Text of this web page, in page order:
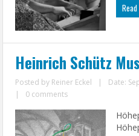
Heinrich Schütz
Posted by Reiner Eckel |
Date:
|
0 comments